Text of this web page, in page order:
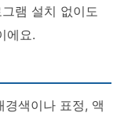
램 설치 없이도
에요.
색이나 표정, 액